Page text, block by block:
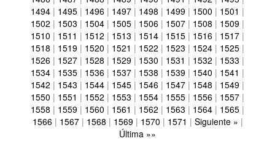
1494 | 1495 | 1496 | 1497 | 1498 | 1499 | 1500 | 1501 |
1502 | 1503 | 1504 | 1505 | 1506 | 1507 | 1508 | 1509 |
1510 | 1511 | 1512 | 1513 | 1514 | 1515 | 1516 | 1517 |
1518 | 1519 | 1520 | 1521 | 1522 | 1523 | 1524 | 1525 |
1526 | 1527 | 1528 | 1529 | 1530 | 1531 | 1532 | 1533 |
1534 | 1535 | 1536 | 1537 | 1538 | 1539 | 1540 | 1541 |
1542 | 1543 | 1544 | 1545 | 1546 | 1547 | 1548 | 1549 |
1550 | 1551 | 1552 | 1553 | 1554 | 1555 | 1556 | 1557 |
1558 | 1559 | 1560 | 1561 | 1562 | 1563 | 1564 | 1565 |
1566| 1567| 1568 | 1569| 1570 | 1571 | Siguiente » |
Última »»